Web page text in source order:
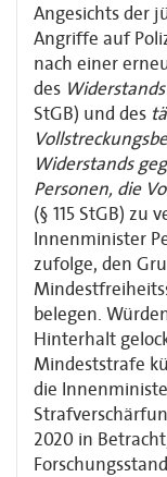
Angesichts der
Angriffe auf
nach einer
des
StGB) und des
Widerstands
Personen, die
(§ 115 StGB) zu
Innenminister
zufolge, den
belegen.
Hinterhalt
Mindeststrafe
die
2020 in